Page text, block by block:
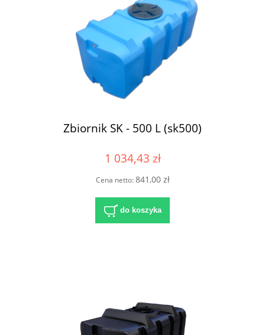
Zbiornik SK - 500 L (sk500)
1 034,43 zł
Cena netto:841,00 zł
do koszyka